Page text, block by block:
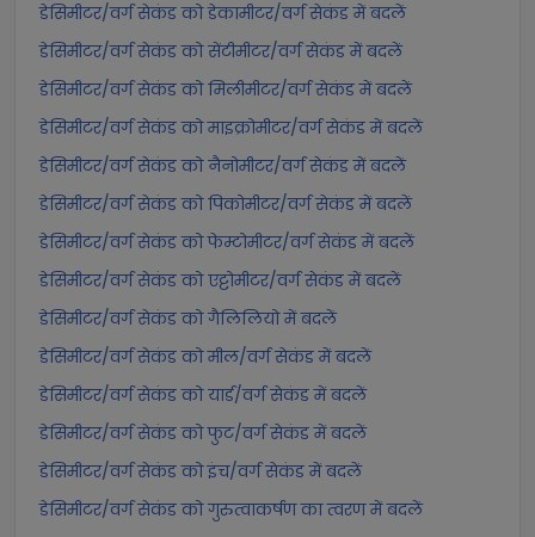
डेसिमीटर/वर्ग सेकंड को डेकामीटर/वर्ग सेकंड में बदलें
डेसिमीटर/वर्ग सेकंड को सेंटीमीटर/वर्ग सेकंड में बदलें
डेसिमीटर/वर्ग सेकंड को मिलीमीटर/वर्ग सेकंड में बदलें
डेसिमीटर/वर्ग सेकंड को माइक्रोमीटर/वर्ग सेकंड में बदलें
डेसिमीटर/वर्ग सेकंड को नैनोमीटर/वर्ग सेकंड में बदलें
डेसिमीटर/वर्ग सेकंड को पिकोमीटर/वर्ग सेकंड में बदलें
डेसिमीटर/वर्ग सेकंड को फेम्टोमीटर/वर्ग सेकंड में बदलें
डेसिमीटर/वर्ग सेकंड को एट्टोमीटर/वर्ग सेकंड में बदलें
डेसिमीटर/वर्ग सेकंड को गैलिलियो में बदलें
डेसिमीटर/वर्ग सेकंड को मील/वर्ग सेकंड में बदलें
डेसिमीटर/वर्ग सेकंड को यार्ड/वर्ग सेकंड में बदलें
डेसिमीटर/वर्ग सेकंड को फुट/वर्ग सेकंड में बदलें
डेसिमीटर/वर्ग सेकंड को इंच/वर्ग सेकंड में बदलें
डेसिमीटर/वर्ग सेकंड को गुरुत्वाकर्षण का त्वरण में बदलें